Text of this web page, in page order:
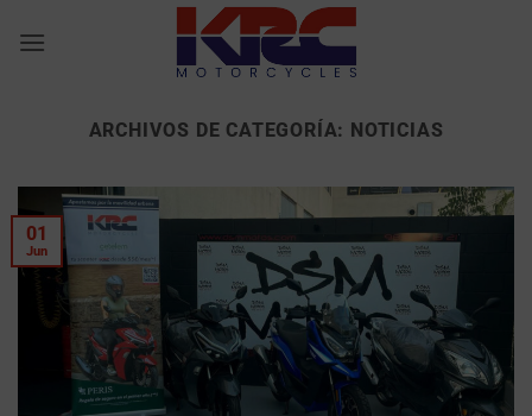
ARCHIVOS DE CATEGORÍA: NOTICIAS
01
Jun